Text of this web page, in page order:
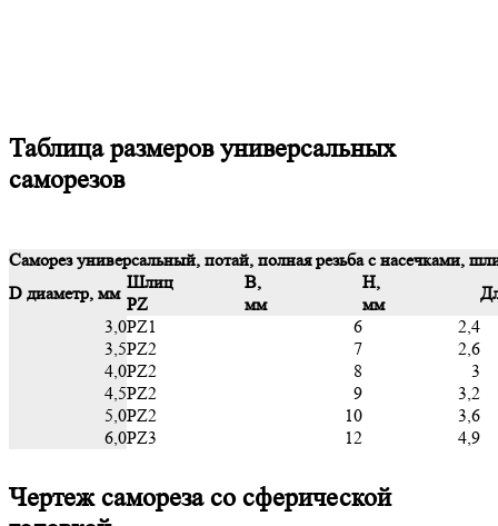
Таблица размеров универсальных
саморезов
Саморез универсальный, потай, полная резьба с насечками,
D диаметр, мм
Шлиц
PZ
B,
мм
H,
мм
3,0PZ1 6
2,4
3,5PZ2 7
2,6
4,0PZ2 8
3
4,5PZ2 9
3,2
5,0PZ2 10
3,6
6,0PZ3 12 4,9
Чертеж самореза со сферической